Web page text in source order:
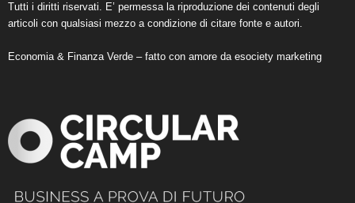
Tutti i diritti riservati. E’ permessa la riproduzione dei contenuti degli
articoli con qualsiasi mezzo a condizione di citare fonte e autori.
Economia & Finanza Verde – fatto con amore da esociety marketing